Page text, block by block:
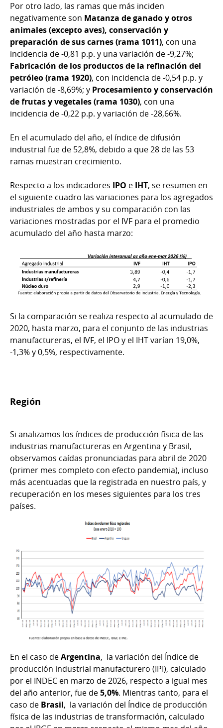
Por otro lado, las ramas que más inciden
negativamente son Matanza de ganado y otros
animales (excepto aves), conservación y
preparación de sus carnes (rama 1011), con una
incidencia de -0,81 p.p. y una variación de -9,27%;
Fabricación de los productos de la refinación del
petróleo (rama 1920), con incidencia de -0,54 p.p. y
variación de -8,69%; y Procesamiento y conservación
de frutas y vegetales (rama 1030), con una
incidencia de -0,22 p.p. y variación de -28,66%.
En el acumulado del año, el índice de difusión
industrial fue de 52,8%, debido a que 28 de las 53
ramas muestran crecimiento.
Respecto a los indicadores IPO e IHT, se resumen en
el siguiente cuadro las variaciones para los agregados
industriales de ambos y su comparación con las
variaciones mostradas por el IVF para el promedio
acumulado del año hasta marzo:
Si la comparación se realiza respecto al acumulado de
2020, hasta marzo, para el conjunto de las industrias
manufactureras, el IVF, el IPO y el IHT varían 19,0%,
-1,3% y 0,5%, respectivamente.
Región
Si analizamos los índices de producción física de las
industrias manufactureras en Argentina y Brasil,
observamos caídas pronunciadas para abril de 2020
(primer mes completo con efecto pandemia), incluso
más acentuadas que la registrada en nuestro país, y
recuperación en los meses siguientes para los tres
países.
En el caso deArgentina, la variación del Índice de
producción industrial manufacturero (IPI), calculado
por el INDEC en marzo de 2026, respecto a igual mes
del año anterior, fue de5,0%. Mientras tanto, para el
caso de Brasil, la variación del Índice de producción
física de las industrias de transformación, calculado